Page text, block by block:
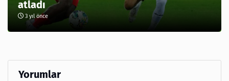
atladı
3 yıl önce
Yorumlar